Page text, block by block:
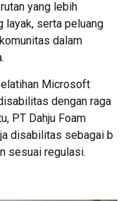
yang lebih
layak, serta peluang
dalam
Microsoft
dengan raga
PT Dahju Foam
disabilitas sebagai b
sesuai regulasi.